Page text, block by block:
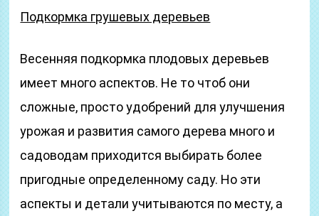
Подкормка грушевых деревьев
Весенняя подкормка плодовых деревьев
имеет много аспектов. Не то чтоб они
сложные, просто удобрений для улучшения
урожая и развития самого дерева много и
садоводам приходится выбирать более
пригодные определенному саду. Но эти
аспекты и детали учитываются по месту, а